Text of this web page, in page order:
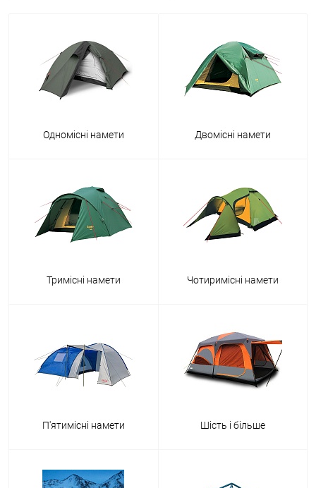
Одномісні намети Двомісні намети
Тримісні намети Чотиримісні намети
П'ятимісні намети Шість і більше